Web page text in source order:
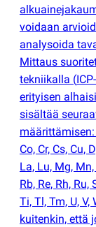
voidaan
analysoida
Mittaus
tekniikalla (
erityisen
sisältää
määrittämisen:
Co, Cr, Cs, Cu,
La, Lu, Mg, Mn,
Rb, Re, Rh, Ru,
Ti, Tl, Tm, U,
kuitenkin, että